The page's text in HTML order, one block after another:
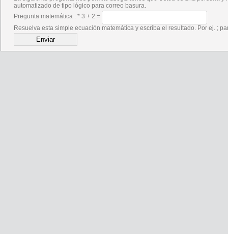
automatizado de tipo lógico para correo basura.
Pregunta matemática : * 3 + 2 =
Resuelva esta simple ecuación matemática y escriba el resultado. Por